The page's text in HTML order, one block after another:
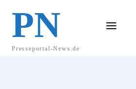
PN
Presseportal-News.de